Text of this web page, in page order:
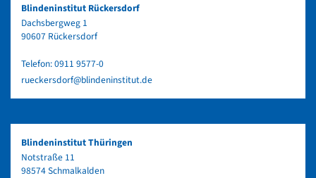
Blindeninstitut Rückersdorf
Dachsbergweg 1
90607 Rückersdorf
Telefon:0911 9577-0
rueckersdorf@blindeninstitut.de
Blindeninstitut Thüringen
Notstraße 11
98574 Schmalkalden